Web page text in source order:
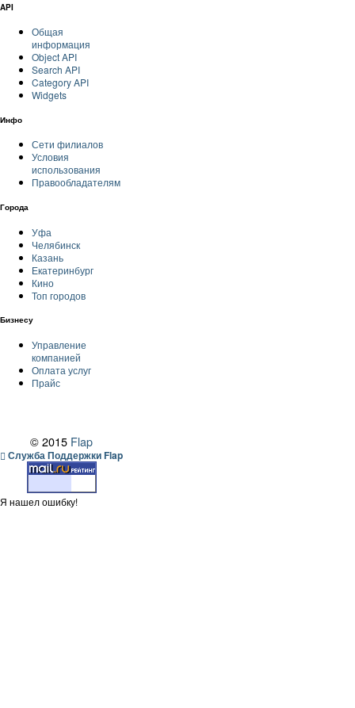
API
Общая
информация
Object API
Search API
Category API
Widgets
Инфо
Сети филиалов
Условия
использования
Правообладателям
Города
Уфа
Челябинск
Казань
Екатеринбург
Кино
Топ городов
Бизнесу
Управление
компанией
Оплата услуг
Прайс
© 2015 Flap
Служба Поддержки Flap
Я нашел ошибку!